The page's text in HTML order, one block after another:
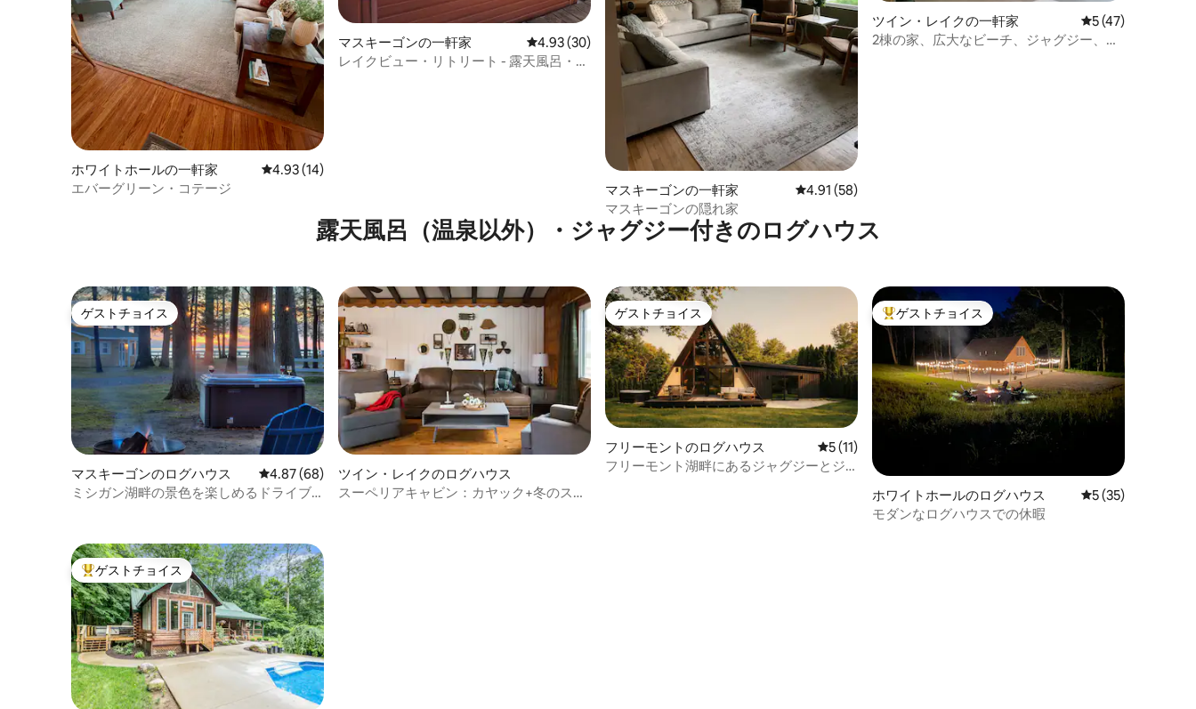
ホワイトホールの一軒家 レビュー14件、5つ星中4.93つ星の平均評価
4.93 (14)
エバーグリーン・コテージ
マスキーゴンの一軒家 レビュー30件、5つ星中4.93つ星の平均評価
4.93 (30)
レイクビュー・リトリート - 露天風呂・ジ
マスキーゴンの一軒家 レビュー58件、5つ星中4.91つ星の平均評価
4.91 (58)
マスキーゴンの隠れ家
ツイン・レイクの一軒家 レビュー47件、5
5 (47)
2棟の家、広大なビーチ、ジャグジー、サ
露天風呂（温泉以外）・ジャグジー付きのログハウス
ゲストチョイス
ゲストチョイス
マスキーゴンのログハウス レビュー68件、5つ星中4.87つ星の平均評価
4.87 (68)
ミシガン湖畔の景色を楽しめるドライブ
ツイン・レイクのログハウス
スーペリアキャビン：カヤック+冬のスパ
ゲストチョイス
ゲストチョイス
フリーモントのログハウス レビュー11件、5つ星中5つ星の平均評価
5 (11)
フリーモント湖畔にあるジャグジーとジ
大好評のゲストチョイスです。
ゲストチョイス
ホワイトホールのログハウス レビュー35件、5
5 (35)
モダンなログハウスでの休暇
大好評のゲストチョイスです。
ゲストチョイス